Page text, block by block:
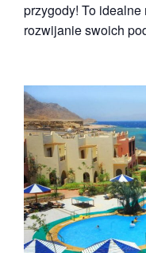
przygody! To
rozwijanie swoich